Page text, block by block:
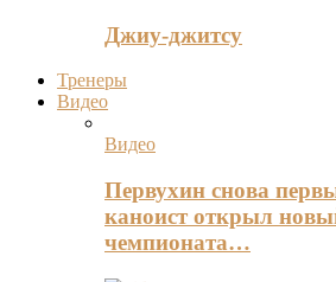
Джиу-джитсу
Тренеры
Видео
Видео
Первухин снова
каноист открыл
чемпионата…